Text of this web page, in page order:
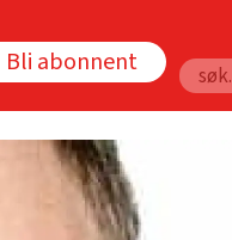
Bli abonnent
Søk